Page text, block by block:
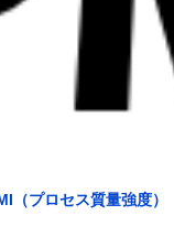
プロセス質量強度）